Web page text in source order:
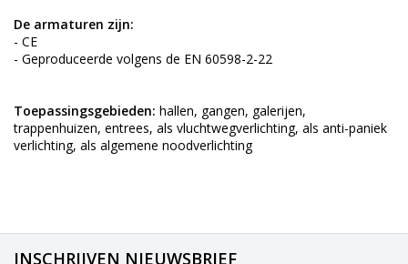
De armaturen zijn:
- CE
- Geproduceerde volgens de EN 60598-2-22
Toepassingsgebieden: hallen, gangen, galerijen,
trappenhuizen, entrees, als vluchtwegverlichting, als anti-paniek
verlichting, als algemene noodverlichting
INSCHRIJVEN NIEUWSBRIEF